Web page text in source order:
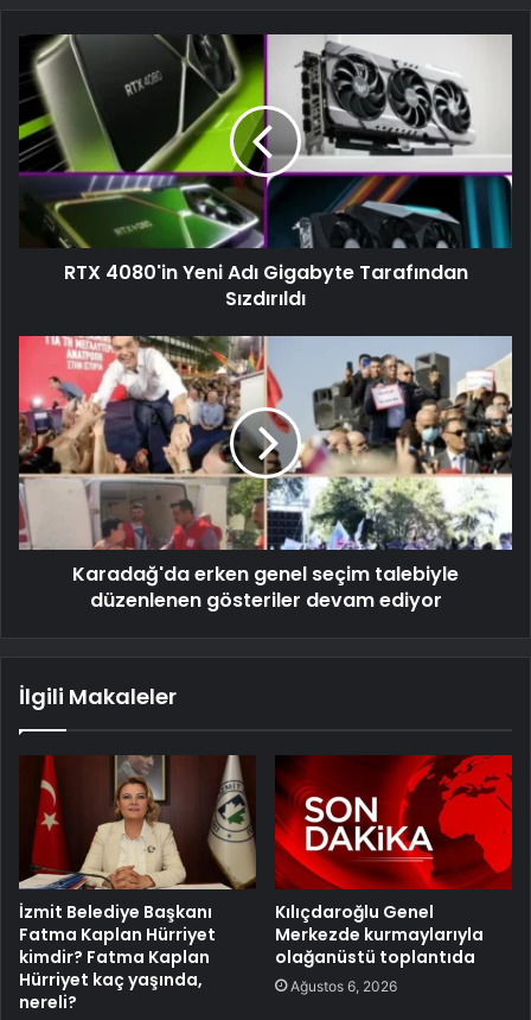
RTX 4080'in Yeni Adı Gigabyte Tarafından
Sızdırıldı
Karadağ'da erken genel seçim talebiyle
düzenlenen gösteriler devam ediyor
İlgili Makaleler
İzmit Belediye Başkanı
Fatma Kaplan Hürriyet
kimdir? Fatma Kaplan
Hürriyet kaç yaşında,
nereli?
Kılıçdaroğlu Genel
Merkezde kurmaylarıyla
olağanüstü toplantıda
Ağustos 6, 2026